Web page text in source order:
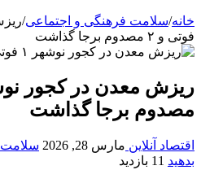
خانه/سلامت فرهنگی و اجتماعی/
فوتی و ۲ مصدوم برجا گذاشت
مصدوم برجا گذاشت
اقتصاد آنلاین مارس 28, 2026 سلامت
بدهید 11 بازدید